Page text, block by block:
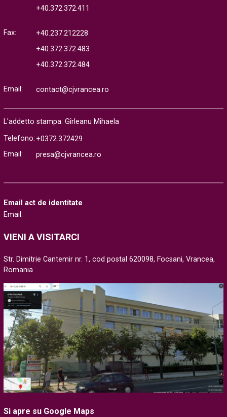
+40.372.372.411
Fax:
+40.237.212228
+40.372.372.483
+40.372.372.484
Email: contact@cjvrancea.ro
L'addetto stampa: Gîrleanu Mihaela
Telefono: +0372.372429
Email:
presa@cjvrancea.ro
Email act de identitate
Email:
VIENI A VISITARCI
Str. Dimitrie Cantemir nr. 1, cod postal 620098, Focsani, Vrancea,
Romania
Si apre su Google Maps